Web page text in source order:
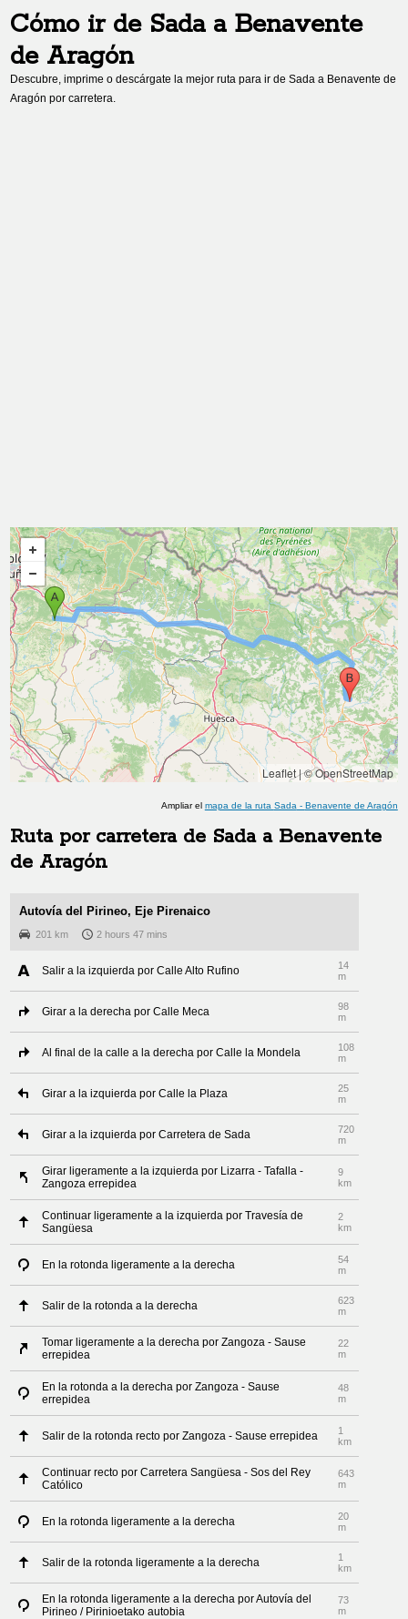
Cómo ir de Sadaa Benavente
de Aragón
Descubre, imprime o descárgate la mejor ruta para ir deSada a Benavente de
Aragón por carretera.
Leaflet|© OpenStreetMap
Ampliar el mapa de la ruta Sada - Benavente de Aragón
Ruta por carretera de Sadaa Benavente
de Aragón
Autovía del Pirineo, Eje Pirenaico
201 km 2 hours 47 mins
Salir a la izquierda por Calle Alto Rufino
14
m
Girar a la derecha por Calle Meca
98
m
Al final de la calle a la derecha por Calle la Mondela
108
m
Girar a la izquierda por Calle la Plaza
25
m
Girar a la izquierda por Carretera de Sada
720
m
Girar ligeramente a la izquierda por Lizarra - Tafalla -
Zangoza errepidea
9
km
Continuar ligeramente a la izquierda por Travesía de
Sangüesa
2
km
En la rotonda ligeramente a la derecha
54
m
Salir de la rotonda a la derecha
623
m
Tomar ligeramente a la derecha por Zangoza - Sause
errepidea
22
m
En la rotonda a la derecha por Zangoza - Sause
errepidea
48
m
Salir de la rotonda recto por Zangoza - Sause errepidea
1
km
Continuar recto por Carretera Sangüesa - Sos del Rey
Católico
643
m
En la rotonda ligeramente a la derecha
20
m
Salir de la rotonda ligeramente a la derecha
1
km
En la rotonda ligeramente a la derecha por Autovía del
Pirineo / Pirinioetako autobia
73
m